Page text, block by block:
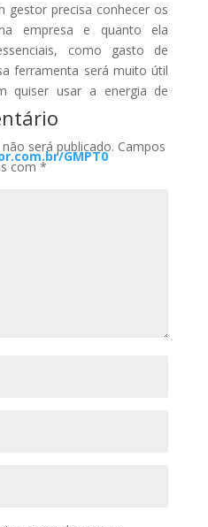
E BAIXE
UP PARA FECHAR
gestor precisa conhecer os
empresa e quanto ela
como gasto de
ferramenta será muito útil
quiser usar a energia de
GMPT0
será publicado. Campos
com *